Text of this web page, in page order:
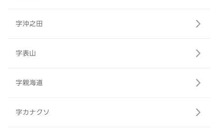
字沖之田
字表山
字親海道
字カナクソ